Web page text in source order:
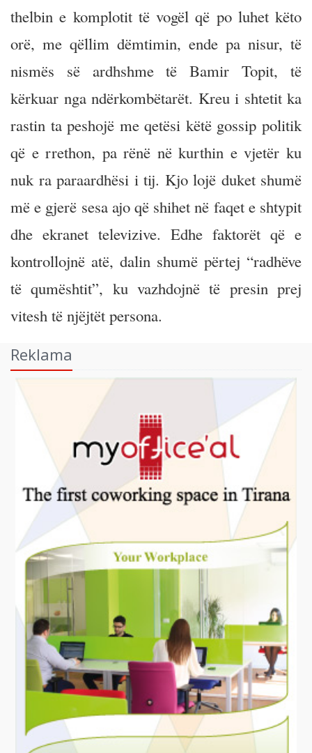
thelbin e komplotit të vogël që po luhet këto
orë, me qëllim dëmtimin, ende pa nisur, të
nismës së ardhshme të Bamir Topit, të
kërkuar nga ndërkombëtarët. Kreu i shtetit ka
rastin ta peshojë me qetësi këtë gossip politik
që e rrethon, pa rënë në kurthin e vjetër ku
nuk ra paraardhësi i tij. Kjo lojë duket shumë
më e gjerë sesa ajo që shihet në faqet e shtypit
dhe ekranet televizive. Edhe faktorët që e
kontrollojnë atë, dalin shumë përtej “radhëve
të qumështit”, ku vazhdojnë të presin prej
vitesh të njëjtët persona.
Reklama